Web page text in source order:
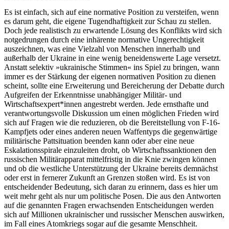
Es ist einfach, sich auf eine normative Position zu versteifen, wenn
es darum geht, die eigene Tugendhaftigkeit zur Schau zu stellen.
Doch jede realistisch zu erwartende Lösung des Konflikts wird sich
notgedrungen durch eine inhärente normative Ungerechtigkeit
auszeichnen, was eine Vielzahl von Menschen innerhalb und
außerhalb der Ukraine in eine wenig beneidenswerte Lage versetzt.
Anstatt selektiv »ukrainische Stimmen« ins Spiel zu bringen, wann
immer es der Stärkung der eigenen normativen Position zu dienen
scheint, sollte eine Erweiterung und Bereicherung der Debatte durch
Aufgreifen der Erkenntnisse unabhängiger Militär- und
Wirtschaftsexpert*innen angestrebt werden. Jede ernsthafte und
verantwortungsvolle Diskussion um einen möglichen Frieden wird
sich auf Fragen wie die reduzieren, ob die Bereitstellung von F-16-
Kampfjets oder eines anderen neuen Waffentyps die gegenwärtige
militärische Pattsituation beenden kann oder aber eine neue
Eskalationsspirale einzuleiten droht, ob Wirtschaftssanktionen den
russischen Militärapparat mittelfristig in die Knie zwingen können
und ob die westliche Unterstützung der Ukraine bereits demnächst
oder erst in fernerer Zukunft an Grenzen stoßen wird. Es ist von
entscheidender Bedeutung, sich daran zu erinnern, dass es hier um
weit mehr geht als nur um politische Posen. Die aus den Antworten
auf die genannten Fragen erwachsenden Entscheidungen werden
sich auf Millionen ukrainischer und russischer Menschen auswirken,
im Fall eines Atomkriegs sogar auf die gesamte Menschheit.